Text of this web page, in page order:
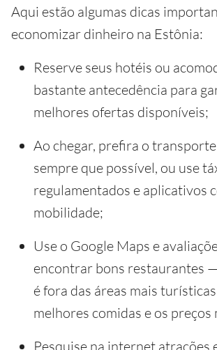
Aqui estão algumas dicas
economizar dinheiro na Estônia:
Reserve seus hotéis ou
bastante antecedência para
melhores ofertas disponíveis;
Ao chegar, prefira o
sempre que possível, ou use
regulamentados e aplicativos
mobilidade;
Use o Google Maps e
encontrar bons restaurantes
é fora das áreas mais
melhores comidas e os preços
Pesquise na internet atrações